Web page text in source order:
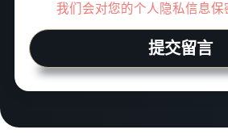
我们会对您的个人隐私信息保
提交留言